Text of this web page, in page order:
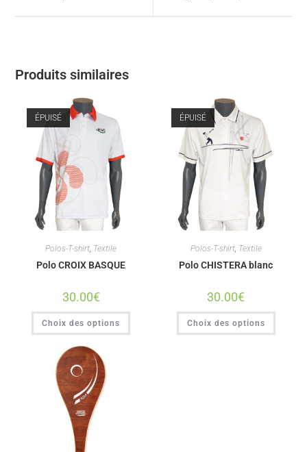
Produits similaires
ÉPUISÉ
Polos-T-shirt, Textile
Polo CROIX BASQUE
30.00€
Choix des options
ÉPUISÉ
Polos-T-shirt, Textile
Polo CHISTERA blanc
30.00€
Choix des options